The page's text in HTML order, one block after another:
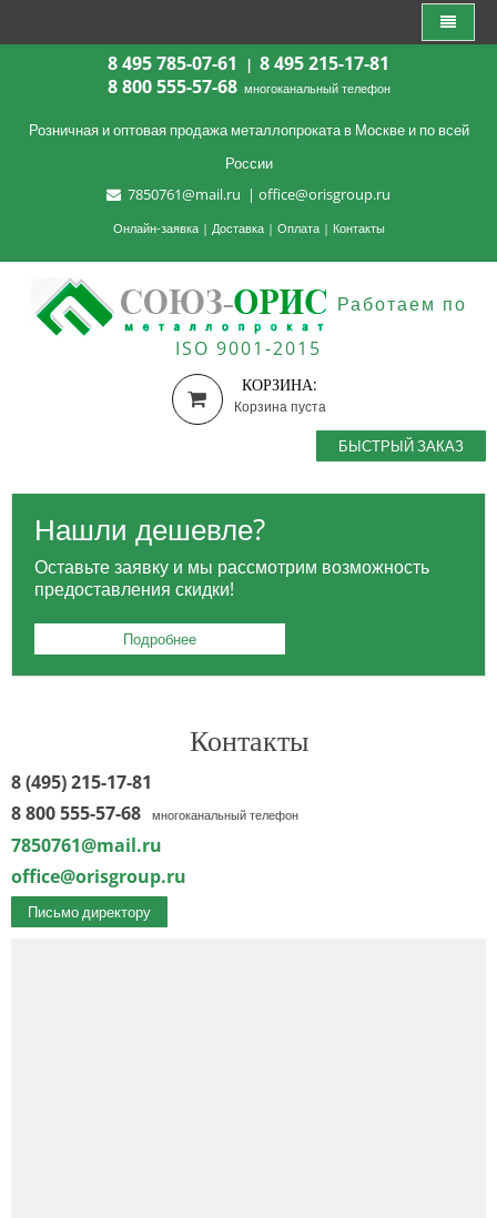
8 495 785-07-61 | 8 495 215-17-81
8 800 555-57-68 многоканальный телефон
Розничная и оптовая продажа металлопроката в Москве и по всей
России
7850761@mail.ru | office@orisgroup.ru
Онлайн-заявка| Доставка| Оплата| Контакты
Работаем по
ISO 9001-2015
КОРЗИНА:
Корзина пуста
БЫСТРЫЙ ЗАКАЗ
Нашли дешевле?
Оставьте заявку и мы рассмотрим возможность
предоставления скидки!
Подробнее
Контакты
8 (495) 215-17-81
8 800 555-57-68
многоканальный телефон
7850761@mail.ru
office@orisgroup.ru
Письмо директору